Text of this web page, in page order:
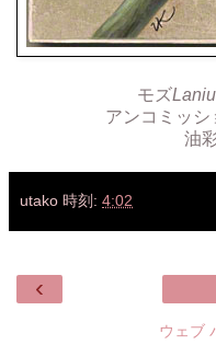
モズ
アンコミッ
油
utako 時刻: 4:02
‹
ウェブ